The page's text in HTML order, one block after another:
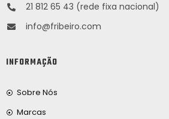
21 812 65 43 (rede fixa nacional)
info@fribeiro.com
INFORMAÇÃO
Sobre Nós
Marcas